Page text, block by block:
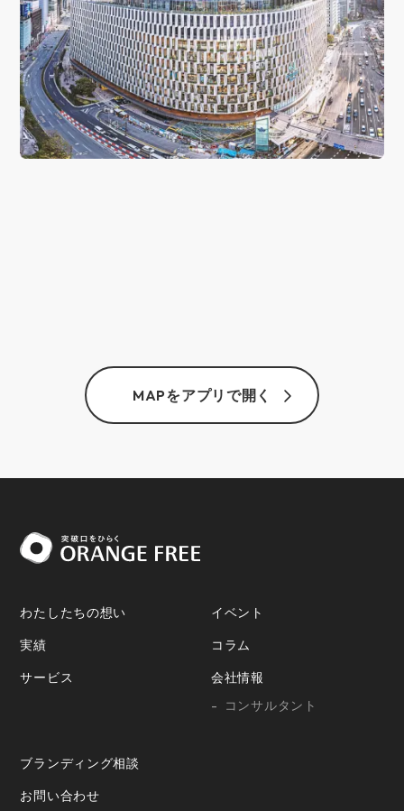
MAPをアプリで開く
わたしたちの想い
実績
サービス
イベント
コラム
会社情報
コンサルタント
ブランディング相談
お問い合わせ